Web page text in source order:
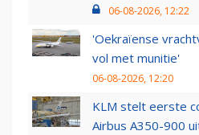
06-08-2026, 12:22
'Oekraïense
vol met munitie'
06-08-2026, 12:20
KLM stelt eerste
Airbus A350-900